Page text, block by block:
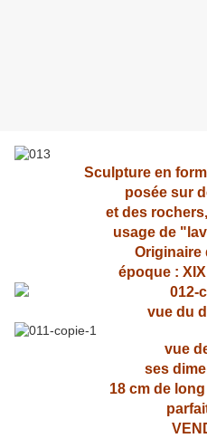
Sculpture en
posée sur
et des
usage de
Originaire
époque :
vue du
vue
ses
18 cm de